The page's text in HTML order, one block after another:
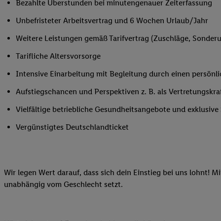
Bezahlte Überstunden bei minutengenauer Zeiterfassung
Unbefristeter Arbeitsvertrag und 6 Wochen Urlaub/Jahr
Weitere Leistungen gemäß Tarifvertrag (Zuschläge,
Tarifliche Altersvorsorge
Intensive Einarbeitung mit Begleitung durch einen
Aufstiegschancen und Perspektiven z. B. als
Vielfältige betriebliche Gesundheitsangebote und
Vergünstigtes Deutschlandticket
Wir legen Wert darauf, dass sich dein Einstieg bei uns lohnt!
unabhängig vom Geschlecht setzt.
Ihnen personalisierte
auch Ihre in einen
Technologie in den
werden diese
Lidl-Diensten zu
können Ihre
Durch einen Klick auf